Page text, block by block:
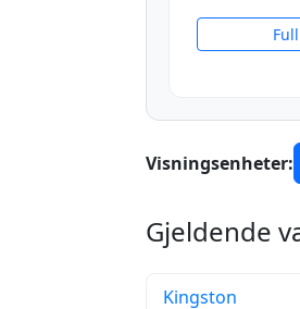
Visningsenheter:
Gjeldende
Kingston